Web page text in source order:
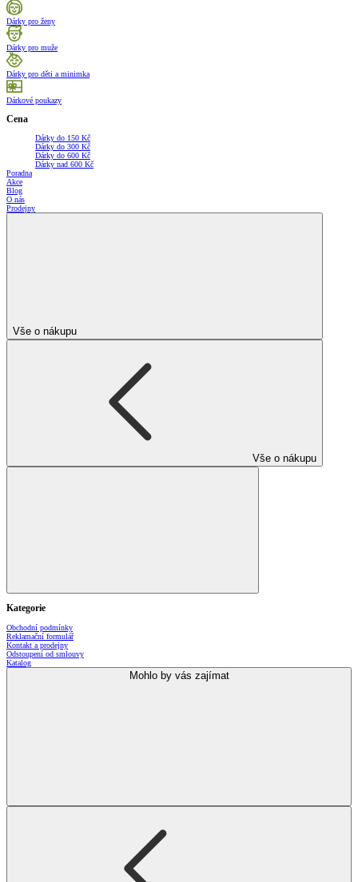
Dárky pro ženy
Dárky pro muže
Dárky pro děti a minimka
Dárkové poukazy
Cena
Dárky do 150 Kč
Dárky do 300 Kč
Dárky do 600 Kč
Dárky nad 600 Kč
Poradna
Akce
Blog
O nás
Prodejny
Vše o nákupu
Vše o nákupu
Kategorie
Obchodní podmínky
Reklamační formulář
Kontakt a prodejny
Odstoupení od smlouvy
Katalog
Mohlo by vás zajímat